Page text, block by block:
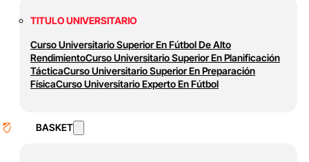
TITULO UNIVERSITARIO
Curso Universitario Superior En Fútbol De Alto
RendimientoCurso Universitario Superior En Planificación
TácticaCurso Universitario Superior En Preparación
FísicaCurso Universitario Experto En Fútbol
BASKET